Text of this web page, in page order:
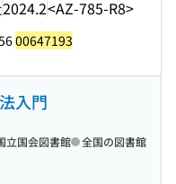
2024.2<AZ-785-R8>
00647193
入門
立国会図書館 全国の図書館